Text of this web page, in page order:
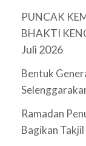
PUNCAK
BHAKTI
Juli 2026
Bentuk
Ramadan
Bagikan Takjil